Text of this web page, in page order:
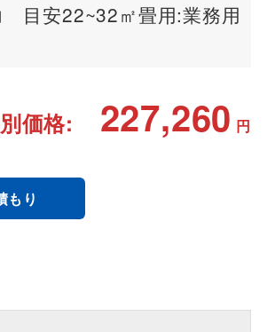
目安22~32㎡畳用:業務用
価格: 227,260 円
もり